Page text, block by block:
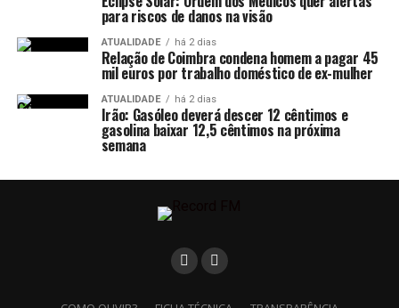
para riscos de danos na visão
ATUALIDADE há 2 dias
Relação de Coimbra condena homem a pagar 45
mil euros por trabalho doméstico de ex-mulher
ATUALIDADE há 2 dias
Irão: Gasóleo deverá descer 12 cêntimos e
gasolina baixar 12,5 cêntimos na próxima
semana